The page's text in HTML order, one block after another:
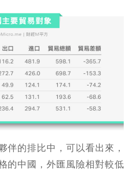
伴的排比中，可以看出來，
的中國，外匯風險相對較低